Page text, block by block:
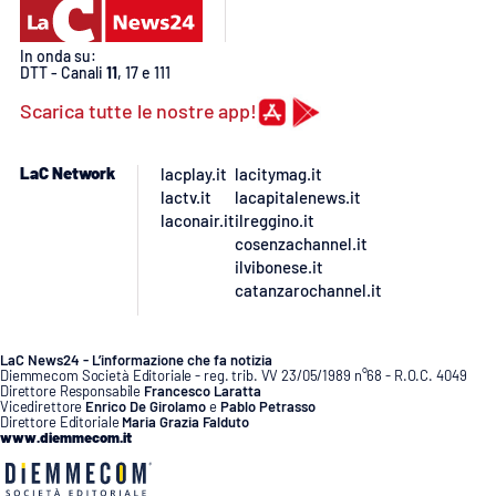
SPECIALI
Buona Sanità Calabria
Storie
LAC
In onda su:
DTT - Canali 11, 17 e 111
Scarica tutte le nostre app!
LaC Network
lacplay.it
lactv.it
laconair.it
lacitymag.it
lacapitalenews.it
ilreggino.it
cosenzachannel.it
ilvibonese.it
catanzarochannel.it
LaC News24 - L’informazione che fa notizia
Diemmecom Società Editoriale - reg. trib. VV 23/05/1989 n°68 - R.O.C. 4049
Direttore Responsabile Francesco Laratta
Vicedirettore Enrico De GirolamoePablo Petrasso
Direttore Editoriale Maria Grazia Falduto
www.diemmecom.it